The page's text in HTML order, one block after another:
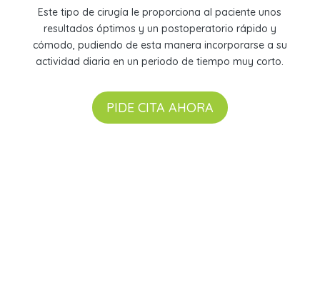
Este tipo de cirugía le proporciona al paciente unos
resultados óptimos y un postoperatorio rápido y
cómodo, pudiendo de esta manera incorporarse a su
actividad diaria en un periodo de tiempo muy corto.
PIDE CITA AHORA